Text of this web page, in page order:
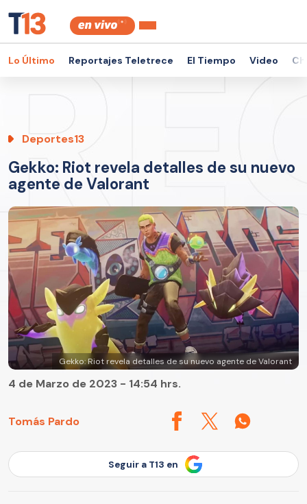
Lo Último Reportajes Teletrece El Tiempo Video
Deportes13
Gekko: Riot revela detalles de su nuevo
agente de Valorant
Gekko: Riot revela detalles de su nuevo agente de Valorant
Tomás Pardo
4 de Marzo de 2023 - 14:54 hrs.
Seguir a T13 en